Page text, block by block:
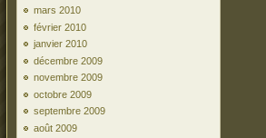
mars 2010
février 2010
janvier 2010
décembre 2009
novembre 2009
octobre 2009
septembre 2009
août 2009